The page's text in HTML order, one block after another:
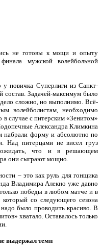
не готовы к мощи и опыту
мужской волейбольной
новичка Суперлиги из Санкт-
состав. Задачей-максимум было
сложно, но выполнимо. Всё-
волейболистам, необходимо
в случае с питерским «Зенитом»
Александра Климкина
набрали форму и абсолютно по
Над питерцами не висел груз
ожидать, что и в решающем
они сыграют мощно.
– это как руль для гонщика
Владимира Алекно уже давно
победы в любом матче и в
со следующего сезона
было проводить красиво. В
хватало. Оставалось только
выдержал темп